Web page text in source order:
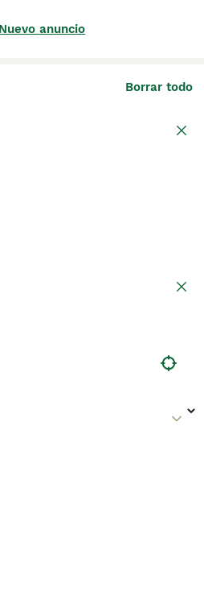
Nuevo anuncio
Borrar todo